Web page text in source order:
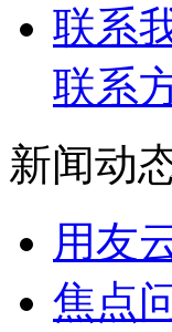
联系
联系
新闻动
用友
焦点